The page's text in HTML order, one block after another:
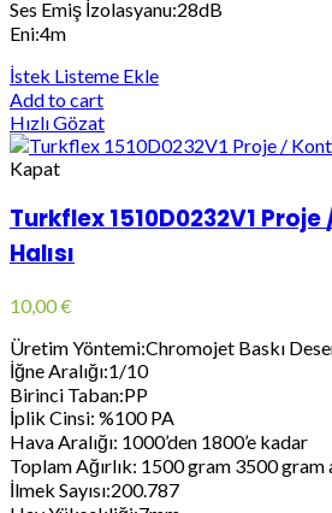
Ses Emiş İzolasyanu:28dB
Eni:4m
İstek Listeme Ekle
Add to cart
Hızlı Gözat
Kapat
Turkflex 1510D0232V1
Halısı
10,00€
Üretim Yöntemi:Chromojet Baskı
İğne Aralığı:1/10
Birinci Taban:PP
İplik Cinsi: %100 PA
Hava Aralığı: 1000’den 1800’e kadar
Toplam Ağırlık: 1500 gram 3500 gram
İlmek Sayısı:200.787